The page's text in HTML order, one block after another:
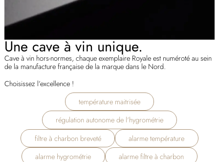
Une cave à vin unique.
Cave à vin hors-normes, chaque exemplaire Royale est numéroté au sein
de la manufacture française de la marque dans le Nord.
Choisissez l’excellence !
température maitrisée
régulation autonome de l'hygrométrie
filtre à charbon breveté
alarme température
alarme hygrométrie
alarme filtre à charbon